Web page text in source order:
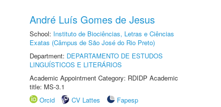
André Luís Gomes de Jesus
School: Instituto de Biociências, Letras e Ciências
Exatas (Câmpus de São José do Rio Preto)
Department: DEPARTAMENTO DE ESTUDOS
LINGUÍSTICOS E LITERÁRIOS
Academic Appointment Category: RDIDP Academic
title: MS-3.1
Orcid
CV Lattes Fapesp